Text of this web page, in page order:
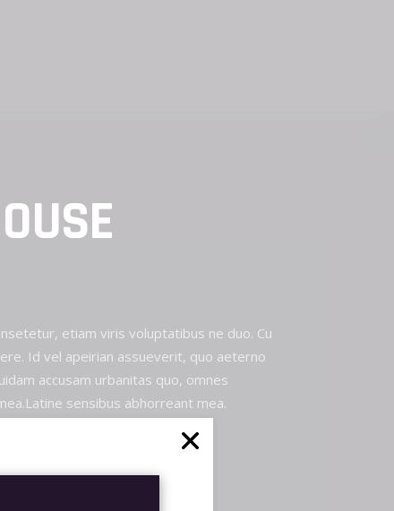
etiam viris voluptatibus ne duo. Cu
Id vel apeirian assueverit, quo aeterno
accusam urbanitas quo, omnes
sensibus abhorreant mea.